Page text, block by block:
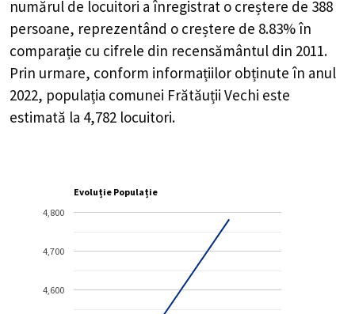
numărul de locuitori a înregistrat o creștere de 388
persoane, reprezentând o creștere de 8.83%în
comparație cu cifrele din recensământul din 2011.
Prin urmare, conform informațiilor obținute în anul
2022, populația comunei Frătăuții Vechi este
estimată la 4,782 locuitori.
Evoluție Populație
4,600
4,700
4,800